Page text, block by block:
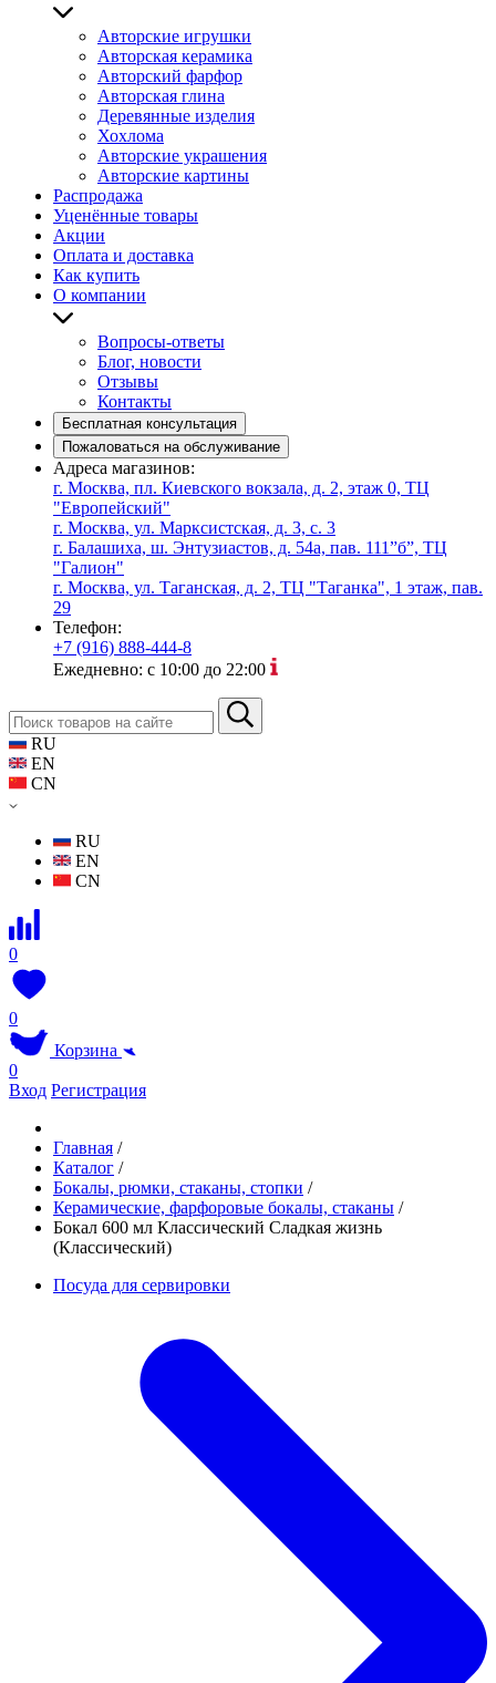
Авторские игрушки
Авторская керамика
Авторский фарфор
Авторская глина
Деревянные изделия
Хохлома
Авторские украшения
Авторские картины
Распродажа
Уценённые товары
Акции
Оплата и доставка
Как купить
О компании
Вопросы-ответы
Блог, новости
Отзывы
Контакты
Бесплатная консультация
Пожаловаться на обслуживание
Адреса магазинов:
г. Москва, пл. Киевского вокзала, д. 2, этаж 0, ТЦ
"Европейский"
г. Москва, ул. Марксистская, д. 3, с. 3
г. Балашиха, ш. Энтузиастов, д. 54а, пав. 111”б”, ТЦ
"Галион"
г. Москва, ул. Таганская, д. 2, ТЦ "Таганка", 1 этаж, пав.
29
Телефон:
+7 (916) 888-444-8
Ежедневно: с 10:00 до 22:00
RU
EN
CN
RU
EN
CN
0
0
Корзина
0
Вход Регистрация
Главная /
Каталог /
Бокалы, рюмки, стаканы, стопки /
Керамические, фарфоровые бокалы, стаканы /
Бокал 600 мл Классический Сладкая жизнь
(Классический)
Посуда для сервировки